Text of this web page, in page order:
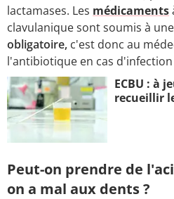
lactamases. Les médicaments
clavulanique sont soumis à une
obligatoire, c'est donc au
l'antibiotique en cas
ECBU : à
recueillir
Peut-on prendre de
on a mal aux dents ?